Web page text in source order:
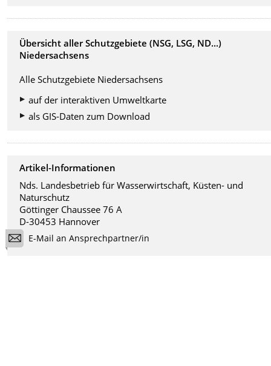
Übersicht aller Schutzgebiete (NSG, LSG, ND...)
Niedersachsens
Alle Schutzgebiete Niedersachsens
auf der interaktiven Umweltkarte
als GIS-Daten zum Download
Artikel-Informationen
Nds. Landesbetrieb für Wasserwirtschaft, Küsten- und
Naturschutz
Göttinger Chaussee 76 A
D-30453 Hannover
E-Mail an Ansprechpartner/in